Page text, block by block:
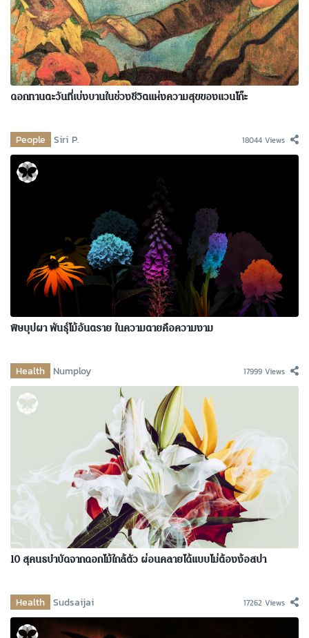
ดอกทานตะวันที่เบ่งบานในช่วงชีวิตแห่งความสุขของแวนโก๊ะ
People Siri P. 18044 Views
พิษบุปผา พันธุ์ไม้อันตราย ในความตายคือความงาม
Health Numploy 17999 Views
10 สุคนธบำบัดจากดอกไม้ใกล้ตัว ผ่อนคลายได้แบบไม่ต้องง้อสปา
Health Sudsaijai 17262 Views